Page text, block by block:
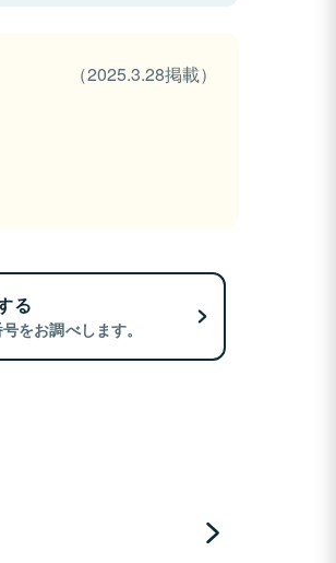
（2025.3.28掲載）
る
をお調べします。